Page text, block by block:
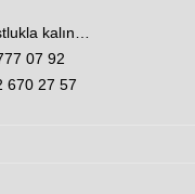
kalın…
07 92
670 27 57